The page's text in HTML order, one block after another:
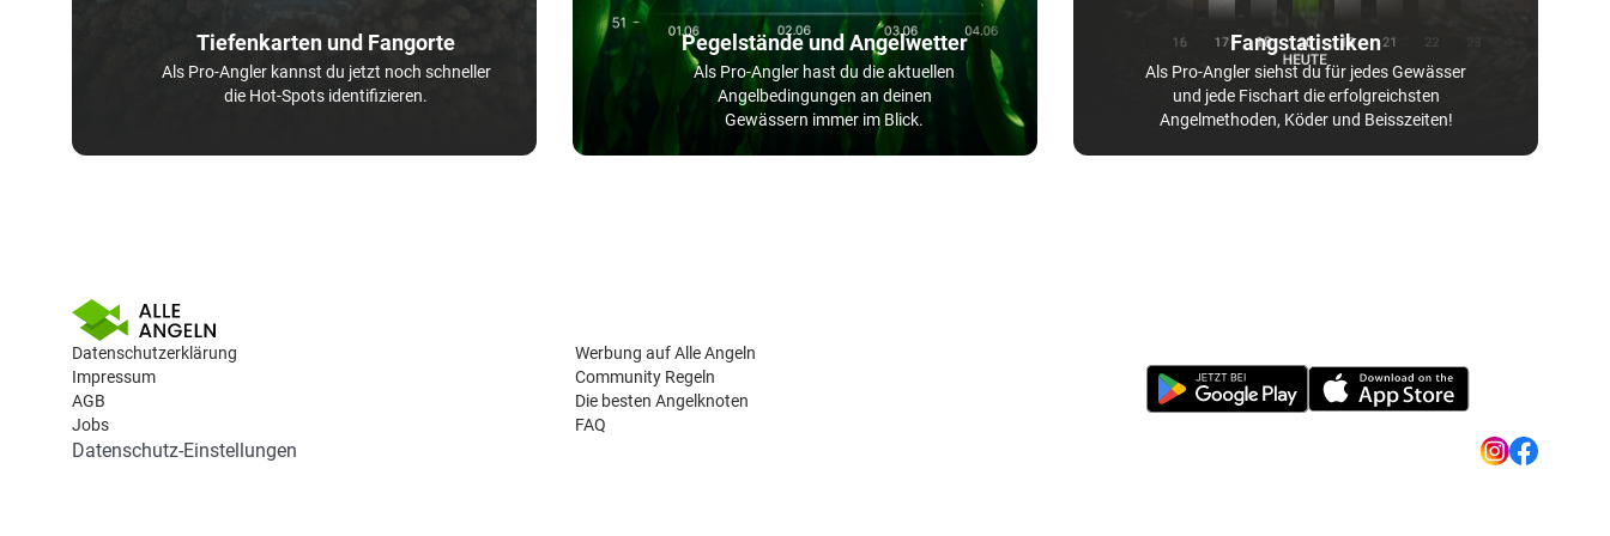
Tiefenkarten und Fangorte
Als Pro-Angler kannst du jetzt noch schneller
die Hot-Spots identifizieren.
Pegelstände und Angelwetter
Als Pro-Angler hast du die aktuellen
Angelbedingungen an deinen
Gewässern immer im Blick.
Fangstatistiken
Als Pro-Angler siehst du für jedes Gewässer
und jede Fischart die erfolgreichsten
Angelmethoden, Köder und Beisszeiten!
Datenschutzerklärung
Impressum
AGB
Jobs
Werbung auf Alle Angeln
Community Regeln
Die besten Angelknoten
FAQ
Datenschutz-Einstellungen